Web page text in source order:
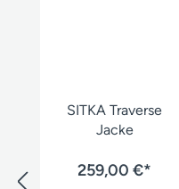
SITKA Traverse
Jacke
259,00 €*